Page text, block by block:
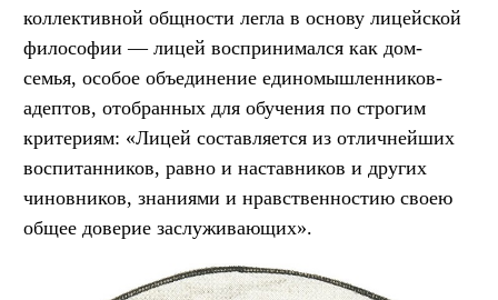
коллективной общности легла в основу лицейской
философии — лицей воспринимался как дом-
семья, особое объединение единомышленников-
адептов, отобранных для обучения по строгим
критериям: «Лицей составляется из отличнейших
воспитанников, равно и наставников и других
чиновников, знаниями и нравственностию своею
общее доверие заслуживающих».